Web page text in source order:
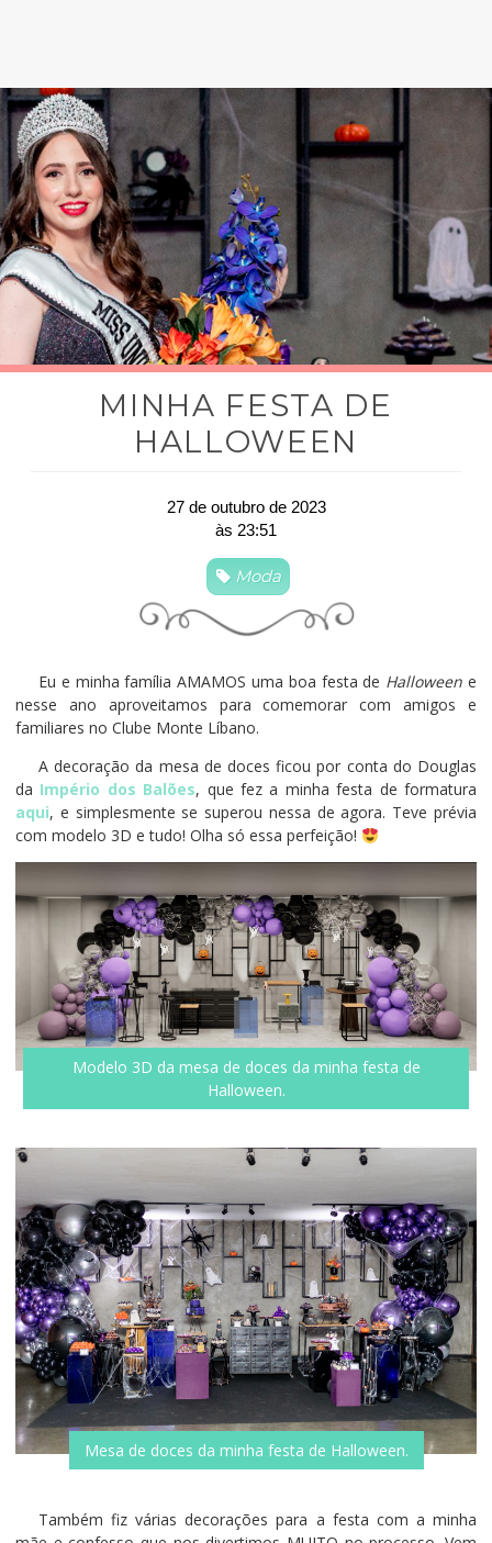
MINHA FESTA DE
HALLOWEEN
27 de outubro de 2023
às 23:51
Moda
Eu e minha família AMAMOS uma boa festa de Halloween e
nesse ano aproveitamos para comemorar com amigos e
familiares no Clube Monte Líbano.
A decoração da mesa de doces ficou por conta do Douglas
da Império dos Balões, que fez a minha festa de formatura
aqui, e simplesmente se superou nessa de agora. Teve prévia
com modelo 3D e tudo! Olha só essa perfeição!
Modelo 3D da mesa de doces da minha festa de
Halloween.
Mesa de doces da minha festa de Halloween.
Também fiz várias decorações para a festa com a minha